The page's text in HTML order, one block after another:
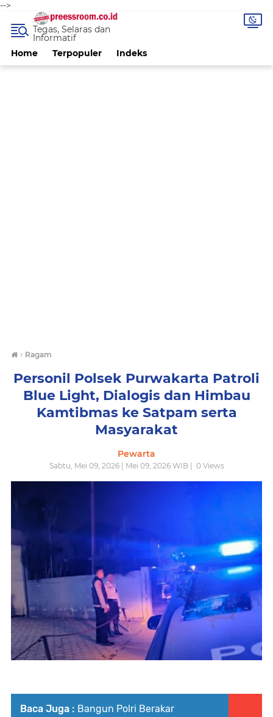
-->
Home Terpopuler Indeks
Tegas, Selaras dan
Informatif
› Ragam
Personil Polsek Purwakarta Patroli
Blue Light, Dialogis dan Himbau
Kamtibmas ke Satpam serta
Masyarakat
Pewarta
Sabtu, Mei 09, 2026 | Mei 09, 2026 WIB | 0Views
Baca Juga : Bangun Polri Berakar